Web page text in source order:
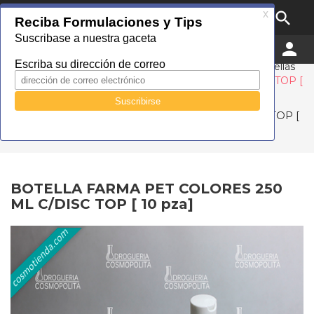

MENU 
Catálogo Empaque Tipo Material
Botellas
BOTELLA FARMA PET COLORES 250 ML C/DISC TOP [
10 pza]
BOTELLA FARMA PET COLORES 250 ML C/DISC TOP [
BOTELLA FARMA PET COLORES 250
ML C/DISC TOP [ 10 pza]